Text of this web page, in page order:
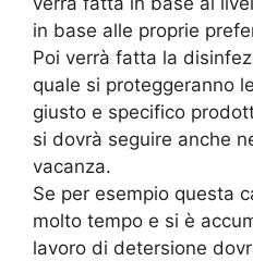
in base alle proprie
Poi verrà fatta la
quale si proteggeranno
giusto e specifico
si dovrà seguire anche
vacanza.
Se per esempio questa
molto tempo e si è
lavoro di detersione